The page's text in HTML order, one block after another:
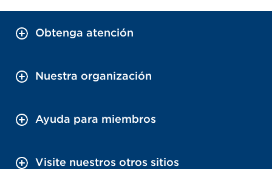
Obtenga atención
Nuestra organización
Ayuda para miembros
Visite nuestros otros sitios